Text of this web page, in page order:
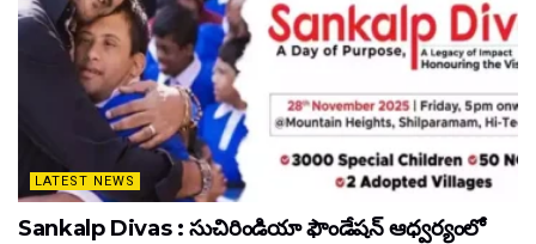
LATEST NEWS
Sankalp Divas : సుచిరిండియా ఫౌండేషన్ ఆధ్వర్యంలో